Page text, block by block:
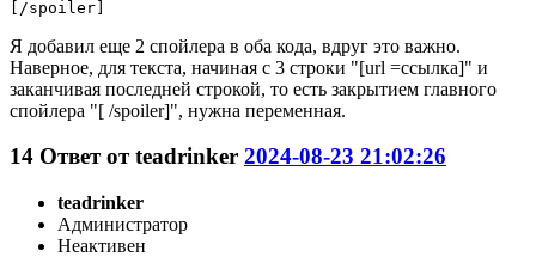
Я добавил еще 2 спойлера в оба кода, вдруг это важно.
Наверное, для текста, начиная с 3 строки "[url =ссылка]" и
заканчивая последней строкой, то есть закрытием главного
спойлера "[ /spoiler]", нужна переменная.
14 Ответ отteadrinker 2024-08-23 21:02:26
teadrinker
Администратор
Неактивен